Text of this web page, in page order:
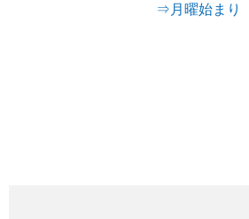
⇒月曜始まり